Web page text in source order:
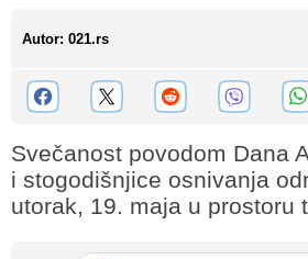
Autor: 021.rs
Svečanost povodom Dana
i stogodišnjice osnivanja
utorak, 19. maja u prostoru